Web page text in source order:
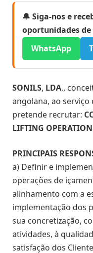
🔔 Siga-nos e
oportunidades
WhatsApp
SONILS, LDA.,
angolana, ao
pretende recrutar:
LIFTING
PRINCIPAIS
a) Definir e
operações de
alinhamento com a
implementação dos
sua concretização,
atividades, à
satisfação dos